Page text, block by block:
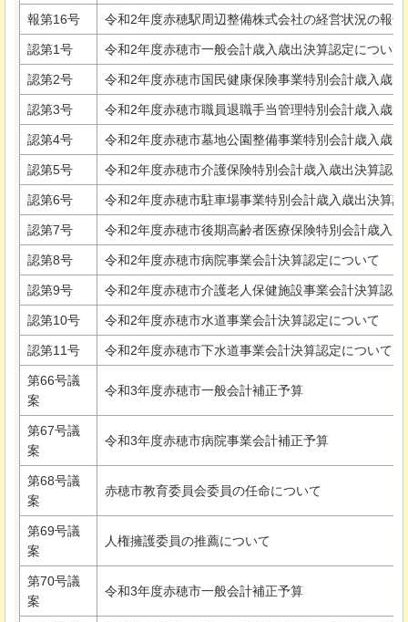
報第16号 令和2年度赤穂駅周辺整備株式会社の経営状況の報
認第1号 令和2年度赤穂市一般会計歳入歳出決算認定について
認第2号 令和2年度赤穂市国民健康保険事業特別会計歳入歳
認第3号 令和2年度赤穂市職員退職手当管理特別会計歳入歳
認第4号 令和2年度赤穂市墓地公園整備事業特別会計歳入歳
認第5号 令和2年度赤穂市介護保険特別会計歳入歳出決算認
認第6号 令和2年度赤穂市駐車場事業特別会計歳入歳出決算
認第7号 令和2年度赤穂市後期高齢者医療保険特別会計歳入
認第8号 令和2年度赤穂市病院事業会計決算認定について
認第9号 令和2年度赤穂市介護老人保健施設事業会計決算認
認第10号 令和2年度赤穂市水道事業会計決算認定について
認第11号 令和2年度赤穂市下水道事業会計決算認定について
第66号議
案
令和3年度赤穂市一般会計補正予算
第67号議
案
令和3年度赤穂市病院事業会計補正予算
第68号議
案
赤穂市教育委員会委員の任命について
第69号議
案
人権擁護委員の推薦について
第70号議
案
令和3年度赤穂市一般会計補正予算